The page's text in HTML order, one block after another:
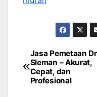
Post
navigation
Jasa Pemetaan
Sleman – Akurat,
Cepat, dan
Profesional